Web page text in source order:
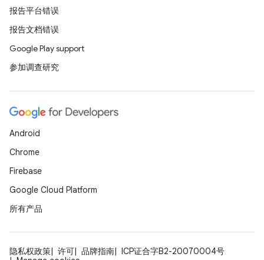
报告平台错误
报告文档错误
Google Play support
参加调查研究
Android
Chrome
Firebase
Google Cloud Platform
所有产品
隐私权政策 许可 品牌指南
ICP证合字B2-20070004号